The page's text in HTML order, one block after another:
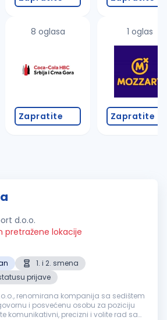
8 oglasa
Zapratite
1 oglas
Zapratite
d.o.o.
pretražene lokacije
1. i 2. smena
prijave
renomirana kompanija sa sedištem
i posvećenu osobu za poziciju
komunikativni, precizni i volite rad sa